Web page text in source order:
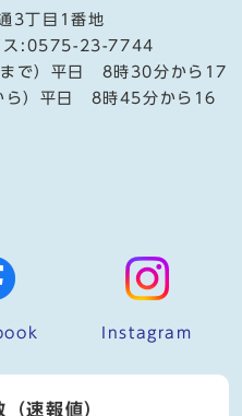
3丁目1番地
ス:0575-23-7744
まで）平日 8時30分から17
ら）平日 8時45分から16
Instagram
速報値）